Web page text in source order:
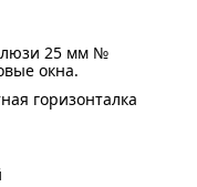
25 мм №
окна.
горизонталка